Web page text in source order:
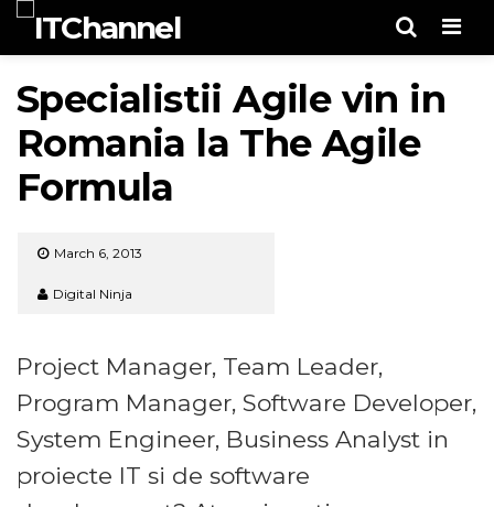
Specialistii Agile vin in
Romania la The Agile
Formula
March 6, 2013
Digital Ninja
Project Manager, Team Leader,
Program Manager, Software Developer,
System Engineer, Business Analyst in
proiecte IT si de software